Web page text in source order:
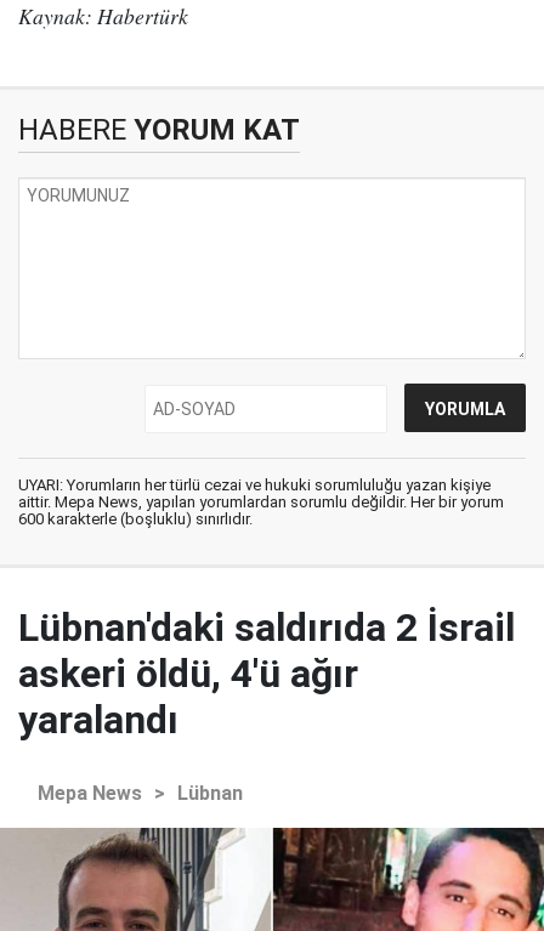
Kaynak: Habertürk
HABERE YORUM KAT
UYARI: Yorumların her türlü cezai ve hukuki sorumluluğu yazan kişiye
aittir. Mepa News, yapılan yorumlardan sorumlu değildir. Her bir yorum
600 karakterle (boşluklu) sınırlıdır.
Lübnan'daki saldırıda 2 İsrail
askeri öldü, 4'ü ağır
yaralandı
Mepa News > Lübnan